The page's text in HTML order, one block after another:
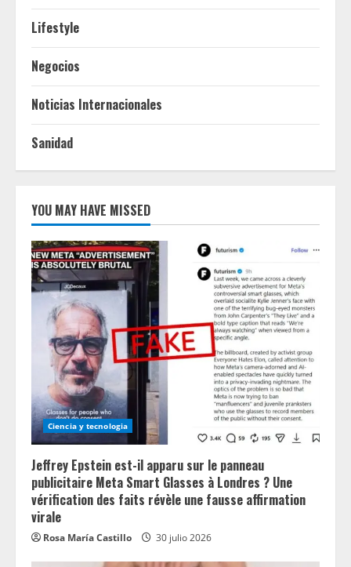
Lifestyle
Negocios
Noticias Internacionales
Sanidad
YOU MAY HAVE MISSED
Ciencia y tecnologia
Jeffrey Epstein est-il apparu sur le panneau
publicitaire Meta Smart Glasses à Londres ? Une
vérification des faits révèle une fausse affirmation
virale
Rosa María Castillo 30 julio 2026